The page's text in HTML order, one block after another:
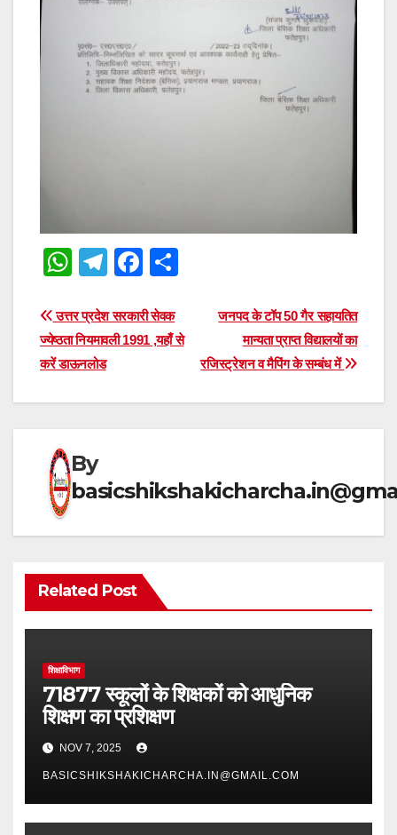
W
at
s
A
p
T
e
gr
m
F
c
e
o
e
Post
navigation
जनपद के टॉप 50 गैर सहायतित
मान्यता प्राप्त विद्यालयों का
रजिस्ट्रेशन व मैपिंग के सम्बंध में
उत्तर प्रदेश सरकारी सेवक
ज्येष्ठता नियमावली 1991 ,यहाँ से
करें डाऊनलोड
By
Related Post
शिक्षाविभाग
71877 स्कूलों के शिक्षकों को आधुनिक
शिक्षण का प्रशिक्षण
NOV 7, 2025
BASICSHIKSHAKICHARCHA.IN@GMAIL.COM